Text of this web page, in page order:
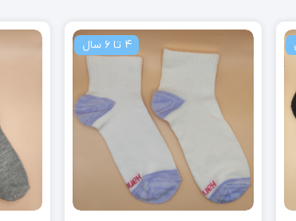
12 تا 24 ماه